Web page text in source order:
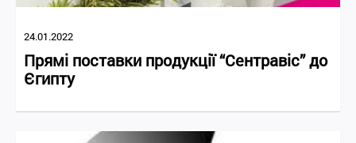
24.01.2022
Прямі поставки продукції “Сентравіс” до
Єгипту